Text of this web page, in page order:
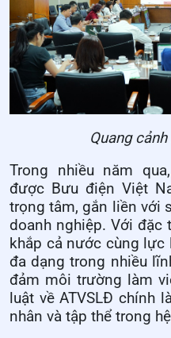
Quang
Trong nhiều năm
được Bưu điện Việt
trọng tâm, gắn liền với
doanh nghiệp. Với đặc
khắp cả nước cùng lực
đa dạng trong nhiều
đảm môi trường làm
luật về ATVSLĐ chính
nhân và tập thể trong